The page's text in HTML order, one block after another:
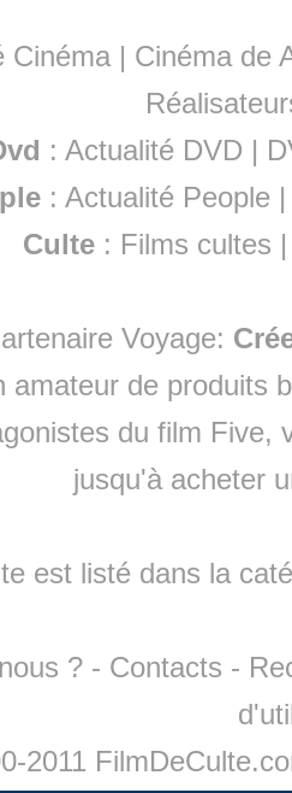
Cinéma | Cinéma de
: Actualité DVD |
:Actualité People
Culte : Films cultes
Voyage:
amateur de produits
du film Five,
jusqu'à acheter
est listé dans la
? - Contacts -
2011